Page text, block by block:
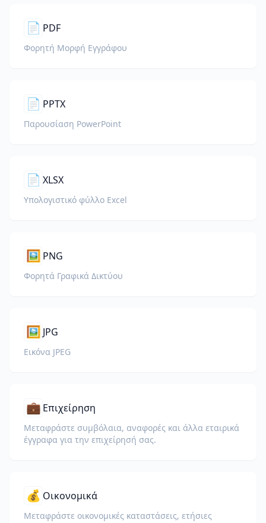
📄 PDF
Φορητή Μορφή Εγγράφου
📄 PPTX
Παρουσίαση PowerPoint
📄 XLSX
Υπολογιστικό φύλλο Excel
🖼️ PNG
Φορητά Γραφικά Δικτύου
🖼️ JPG
Εικόνα JPEG
💼 Επιχείρηση
Μεταφράστε συμβόλαια, αναφορές και άλλα εταιρικά
έγγραφα για την επιχείρησή σας.
💰 Οικονομικά
Μεταφράστε οικονομικές καταστάσεις, ετήσιες